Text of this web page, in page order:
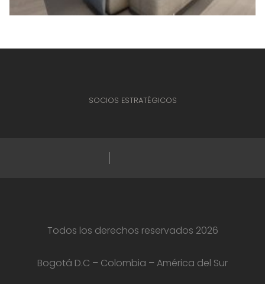
SOCIOS ESTRATÉGICOS
Todos los derechos reservados 2026
Bogotá D.C – Colombia – América del Sur